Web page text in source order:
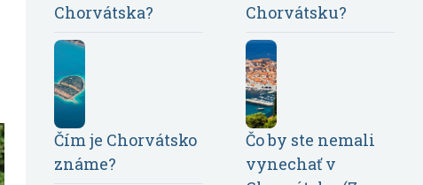
Chorvátska?
Chorvátsku?
Čím je Chorvátsko
známe?
Čo by ste nemali
vynechať v